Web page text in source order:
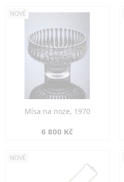
NOVÉ
Mísa na noze, 1970
6 800 Kč
NOVÉ